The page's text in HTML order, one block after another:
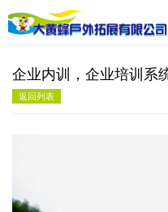
企业内训，企业培训系
返回列表